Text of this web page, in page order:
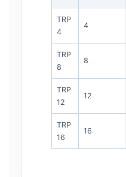
TRP
4
4
TRP
8
8
TRP
12
12
TRP
16
16